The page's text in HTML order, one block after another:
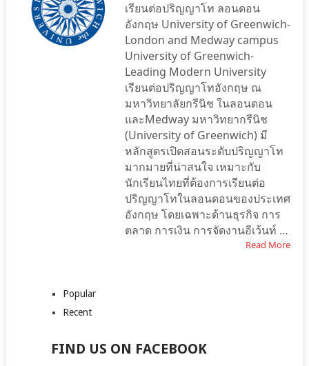
เรียนต่อปริญญาโท ลอนดอน
อังกฤษ University of Greenwich-
London and Medway campus
University of Greenwich-
Leading Modern University
เรียนต่อปริญญาโทอังกฤษ ณ
มหาวิทยาลัยกรีนิช ในลอนดอน
และMedway มหาวิทยากรีนิช
(University of Greenwich) มี
หลักสูตรเปิดสอนระดับปริญญาโท
มากมายที่น่าสนใจ เหมาะกับ
นักเรียนไทยที่ต้องการเรียนต่อ
ปริญญาโทในลอนดอนของประเทศ
อังกฤษ โดยเฉพาะด้านธุรกิจ การ
ตลาด การเงิน การจัดงานอีเว้นท์ …
Read More
Popular
Recent
FIND US ON FACEBOOK